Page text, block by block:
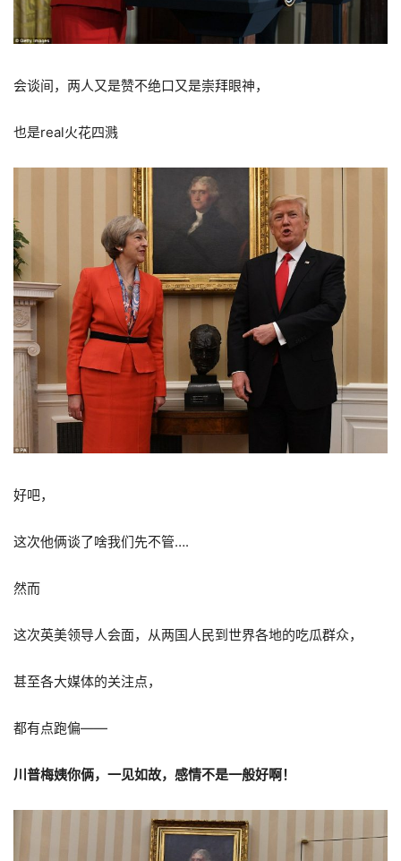
会谈间，两人又是赞不绝口又是崇拜眼神，
也是real火花四溅
好吧，
这次他俩谈了啥我们先不管….
然而
这次英美领导人会面，从两国人民到世界各地的吃瓜群众，
甚至各大媒体的关注点，
都有点跑偏——
川普梅姨你俩，一见如故，感情不是一般好啊！